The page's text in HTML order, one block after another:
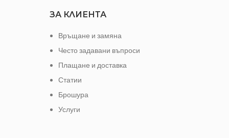
ЗА КЛИЕНТА
Връщане и замяна
Често задавани въпроси
Плащане и доставка
Статии
Брошура
Услуги